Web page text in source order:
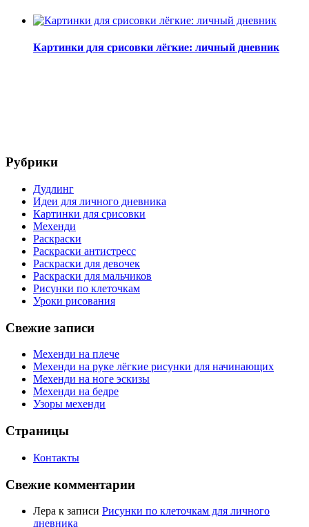
Картинки для срисовки лёгкие: личный дневник
Рубрики
Дудлинг
Идеи для личного дневника
Картинки для срисовки
Мехенди
Раскраски
Раскраски антистресс
Раскраски для девочек
Раскраски для мальчиков
Рисунки по клеточкам
Уроки рисования
Свежие записи
Мехенди на плече
Мехенди на руке лёгкие рисунки для начинающих
Мехенди на ноге эскизы
Мехенди на бедре
Узоры мехенди
Страницы
Контакты
Свежие комментарии
Лера к записи Рисунки по клеточкам для личного
дневника